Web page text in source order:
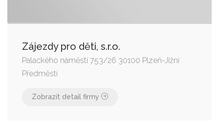
Zájezdy pro děti, s.r.o.
Palackého náměstí 753/26 30100 Plzeň-Jižní
Předměstí
Zobrazit detail firmy